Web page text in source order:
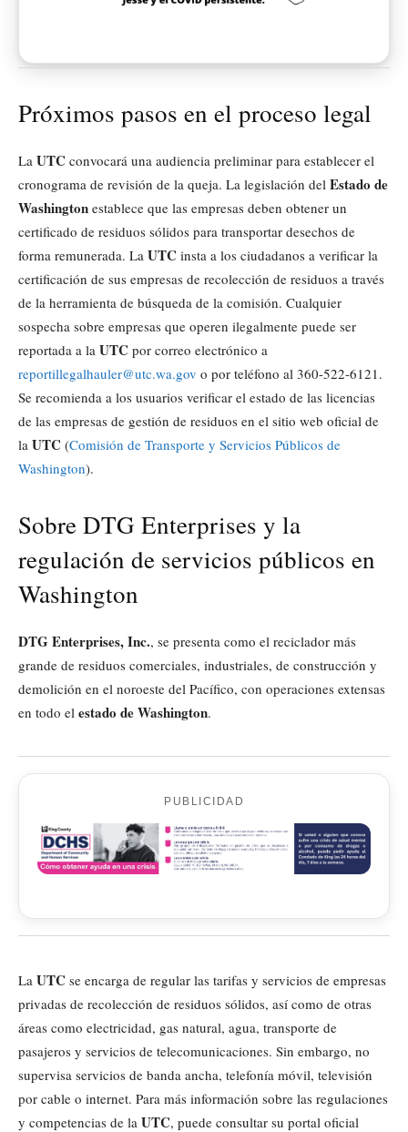
Próximos pasos en el proceso legal
La UTC convocará una audiencia preliminar para establecer el
cronograma de revisión de la queja. La legislación del Estado de
Washington establece que las empresas deben obtener un
certificado de residuos sólidos para transportar desechos de
forma remunerada. La UTC insta a los ciudadanos a verificar la
certificación de sus empresas de recolección de residuos a través
de la herramienta de búsqueda de la comisión. Cualquier
sospecha sobre empresas que operen ilegalmente puede ser
reportada a la UTC por correo electrónico a
reportillegalhauler@utc.wa.gov o por teléfono al 360-522-6121.
Se recomienda a los usuarios verificar el estado de las licencias
de las empresas de gestión de residuos en el sitio web oficial de
la UTC (Comisión de Transporte y Servicios Públicos de
Washington).
Sobre DTG Enterprises y la
regulación de servicios públicos en
Washington
DTG Enterprises, Inc., se presenta como el reciclador más
grande de residuos comerciales, industriales, de construcción y
demolición en el noroeste del Pacífico, con operaciones extensas
en todo el estado de Washington.
PUBLICIDAD
La UTC se encarga de regular las tarifas y servicios de empresas
privadas de recolección de residuos sólidos, así como de otras
áreas como electricidad, gas natural, agua, transporte de
pasajeros y servicios de telecomunicaciones. Sin embargo, no
supervisa servicios de banda ancha, telefonía móvil, televisión
por cable o internet. Para más información sobre las regulaciones
y competencias de la UTC, puede consultar su portal oficial